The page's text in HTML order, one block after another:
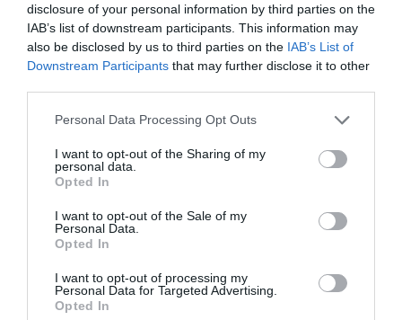
disclosure of your personal information by third parties on the
IAB’s list of downstream participants. This information may
also be disclosed by us to third parties on the IAB’s List of
Downstream Participants that may further disclose it to other
Please note that this website/app uses one or more Google
not limited to your visit or usage behaviour. You may click to
grant or deny consent to Google and its third-party tags to
use your data for below specified purposes in below Google
consent section.
Personal Data Processing Opt Outs
I want to opt-out of the Sharing of my
personal data.
Opted In
I want to opt-out of the Sale of my
Personal Data.
Opted In
I want to opt-out of processing my
Personal Data for Targeted Advertising.
Opted In
Φιλική ισοπαλία με διπλή
«πράσινη» συμμετοχή
Η Εθνική ομάδα βόλεϊ γυναικών αναδείχθηκε ισόπαλη με
συμμετείχαν δύο παίκτριες του Παναθηναϊκού.